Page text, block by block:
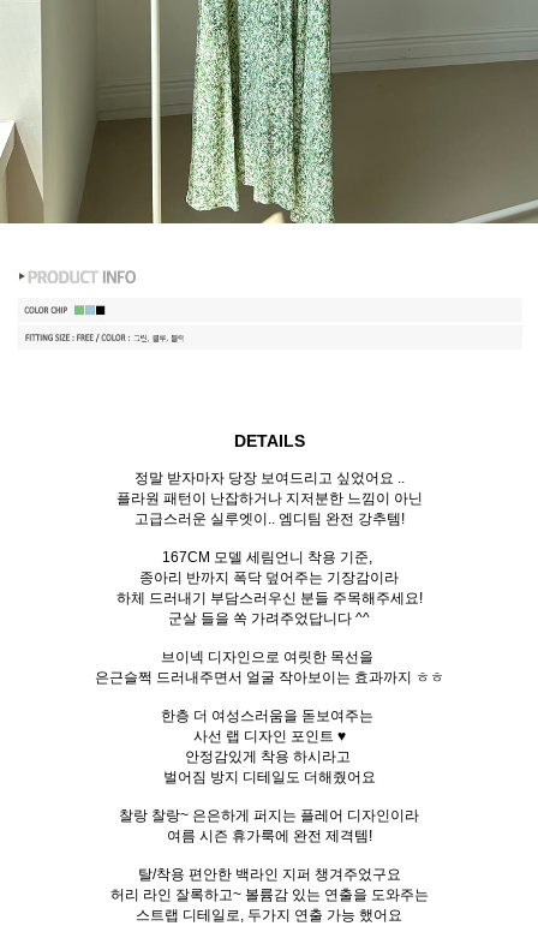
DETAILS
정말 받자마자 당장 보여드리고 싶었어요 ..
플라원 패턴이 난잡하거나 지저분한 느낌이 아닌
고급스러운 실루엣이.. 엠디팀 완전 강추템!
167CM 모델 세림언니 착용 기준,
종아리 반까지 폭닥 덮어주는 기장감이라
하체 드러내기 부담스러우신 분들 주목해주세요!
군살 들을 쏙 가려주었답니다 ^^
브이넥 디자인으로 여릿한 목선을
은근슬쩍 드러내주면서 얼굴 작아보이는 효과까지 ㅎㅎ
한층 더 여성스러움을 돋보여주는
사선 랩 디자인 포인트 ♥
안정감있게 착용 하시라고
벌어짐 방지 디테일도 더해줬어요
찰랑 찰랑~ 은은하게 퍼지는 플레어 디자인이라
여름 시즌 휴가룩에 완전 제격템!
탈/착용 편안한 백라인 지퍼 챙겨주었구요
허리 라인 잘록하고~ 볼륨감 있는 연출을 도와주는
스트랩 디테일로, 두가지 연출 가능 했어요